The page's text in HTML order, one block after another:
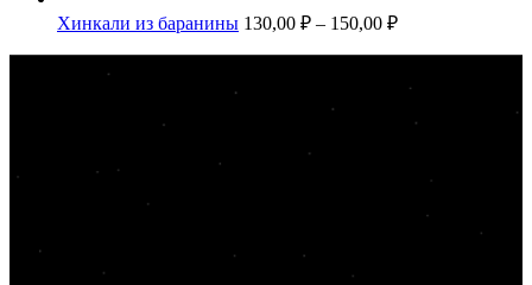
Хинкали из баранины 130,00 ₽ – 150,00 ₽